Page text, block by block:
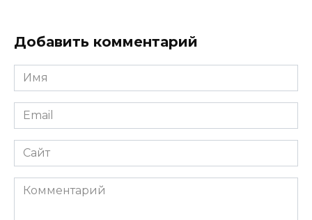
Добавить комментарий
Имя
*
Email
*
Сайт
Комментарий